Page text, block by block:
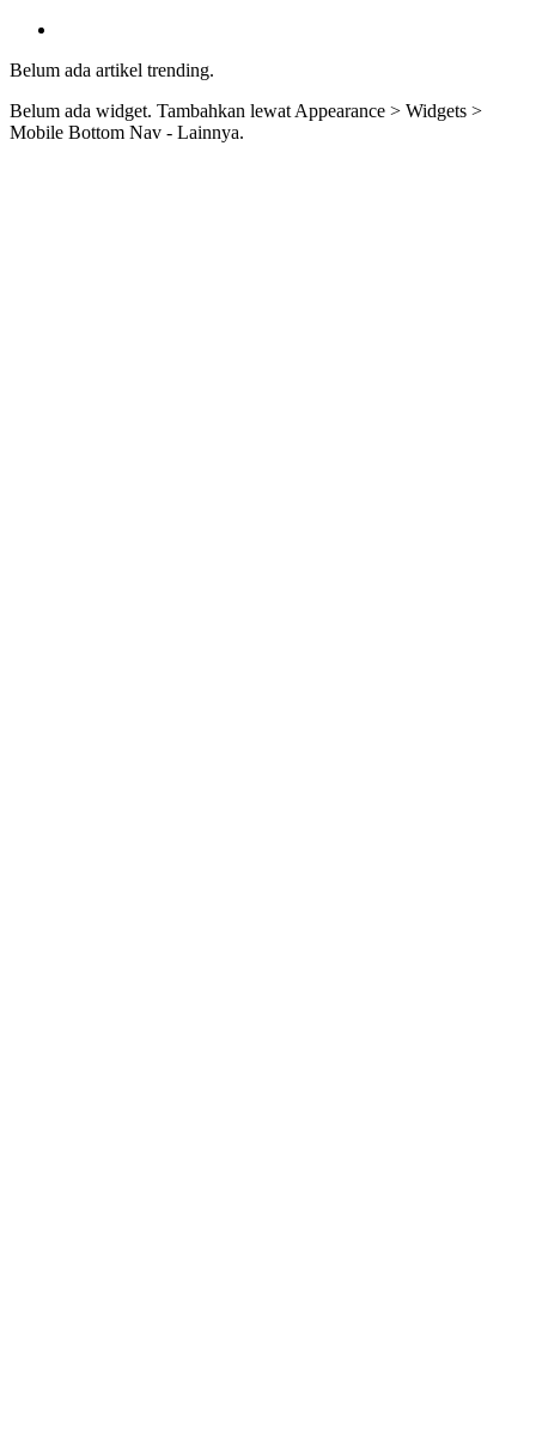
Belum ada artikel trending.
Belum ada widget. Tambahkan lewat Appearance > Widgets >
Mobile Bottom Nav - Lainnya.